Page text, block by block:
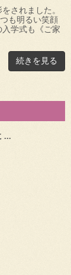
されました。
も明るい笑顔
学式も《ご家
続きを見る
...